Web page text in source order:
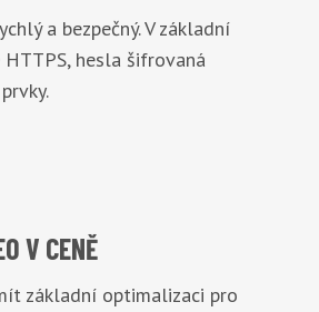
a bezpečný. V základní
hesla šifrovaná
V CENĚ
základní optimalizaci pro